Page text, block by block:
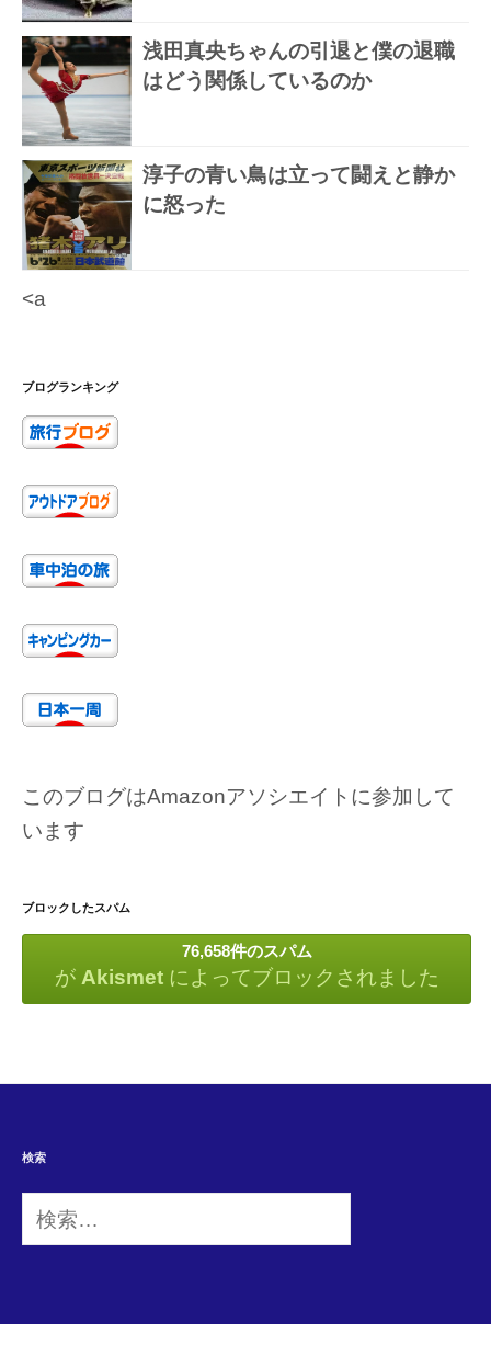
浅田真央ちゃんの引退と僕の退職
はどう関係しているのか
淳子の青い鳥は立って闘えと静か
に怒った
<a
ブログランキング
このブログはAmazonアソシエイトに参加して
います
ブロックしたスパム
76,658件のスパム
が Akismetによってブロックされました
検索
検
索: